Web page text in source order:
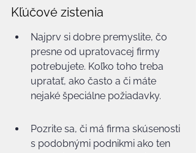
Kľúčové zistenia
Najprv si dobre premyslite, čo
presne od upratovacej firmy
potrebujete. Koľko toho treba
upratať, ako často a či máte
nejaké špeciálne požiadavky.
Pozrite sa, či má firma skúsenosti
s podobnými podnikmi ako ten